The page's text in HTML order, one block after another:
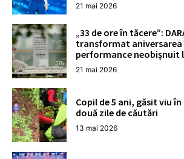
21 mai 2026
„33 de ore în tăcere”:
transformat
performance neobișnuit
21 mai 2026
Copil de 5 ani, găsit viu
două zile de căutări
13 mai 2026